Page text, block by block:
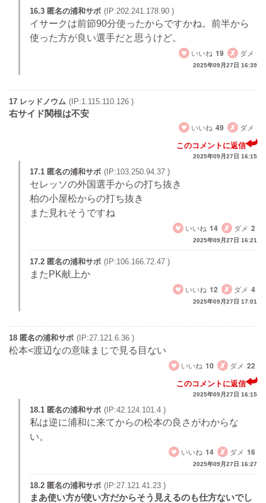
16.3 匿名の浦和サポ (IP:202.241.178.90 )
イサークは前節90分使ったからですかね。前半から
使った方が良い選手だと思うけど。
いいね 19 ダメ
2025年09月27日 16:39
17 レッドノウム (IP:1.115.110.126 )
右サイド関根は不安
いいね 49 ダメ
このコメントに返信
2025年09月27日 16:15
17.1 匿名の浦和サポ (IP:103.250.94.37 )
セレッソの外国選手からの打ち抜き
柏の小屋松からの打ち抜き
また見れそうですね
いいね 14 ダメ 2
2025年09月27日 16:21
17.2 匿名の浦和サポ (IP:106.166.72.47 )
またPK献上か
いいね 12 ダメ 4
2025年09月27日 17:01
18 匿名の浦和サポ (IP:27.121.6.36 )
松本<渡辺なの意味まじで見る目ない
いいね 10 ダメ 22
このコメントに返信
2025年09月27日 16:15
18.1 匿名の浦和サポ (IP:42.124.101.4 )
私は逆に浦和に来てからの松本の良さがわからな
い。
いいね 14 ダメ 16
2025年09月27日 16:27
18.2 匿名の浦和サポ (IP:27.121.41.23 )
まあ使い方が使い方だからそう見えるのも仕方ないでし